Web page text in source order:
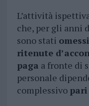
L’attività
che, per gli anni
sono stati
ritenute
paga a fronte di
personale
complessivo pari